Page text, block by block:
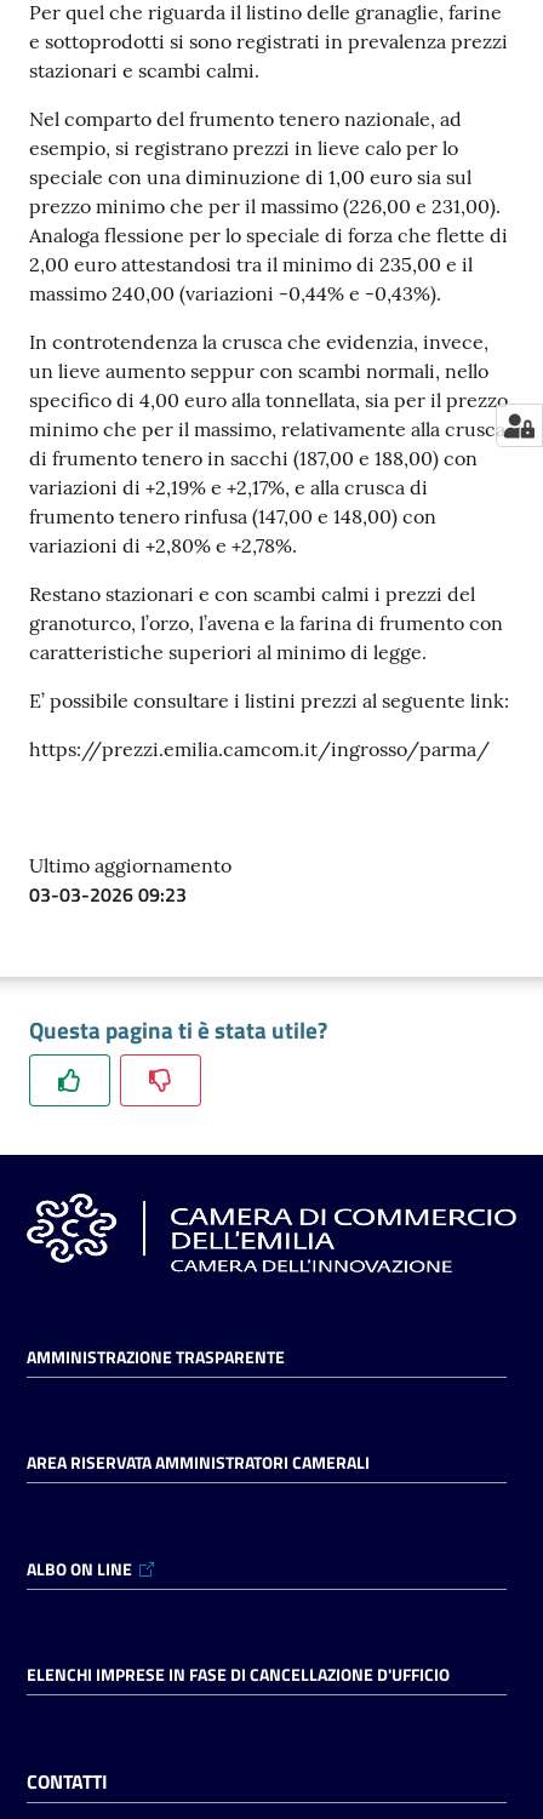
Per quel che riguarda il listino delle granaglie, farine
e sottoprodotti si sono registrati in prevalenza prezzi
stazionari e scambi calmi.
Nel comparto del frumento tenero nazionale, ad
esempio, si registrano prezzi in lieve calo per lo
speciale con una diminuzione di 1,00 euro sia sul
prezzo minimo che per il massimo (226,00 e 231,00).
Analoga flessione per lo speciale di forza che flette di
2,00 euro attestandosi tra il minimo di 235,00 e il
massimo 240,00 (variazioni -0,44% e -0,43%).
In controtendenza la crusca che evidenzia, invece,
un lieve aumento seppur con scambi normali, nello
specifico di 4,00 euro alla tonnellata, sia per il prezzo
minimo che per il massimo, relativamente alla crusca
di frumento tenero in sacchi (187,00 e 188,00) con
variazioni di +2,19% e +2,17%, e alla crusca di
frumento tenero rinfusa (147,00 e 148,00) con
variazioni di +2,80% e +2,78%.
Restano stazionari e con scambi calmi i prezzi del
granoturco, l’orzo, l’avena e la farina di frumento con
caratteristiche superiori al minimo di legge.
E’ possibile consultare i listini prezzi al seguente link:
https://prezzi.emilia.camcom.it/ingrosso/parma/
Ultimo aggiornamento
03-03-2026 09:23
Questa pagina ti è stata utile?
AMMINISTRAZIONE TRASPARENTE
AREA RISERVATA AMMINISTRATORI CAMERALI
ALBO ON LINE
ELENCHI IMPRESE IN FASE DI CANCELLAZIONE D'UFFICIO
CONTATTI